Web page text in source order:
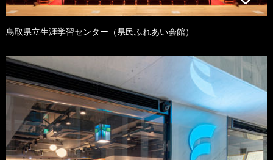
鳥取県立生涯学習センター（県民ふれあい会館）